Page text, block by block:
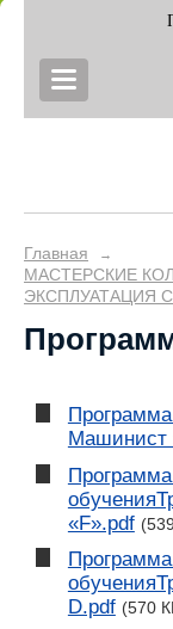
Главная →
МАСТЕРСКИЕ
ЭКСПЛУАТАЦИЯ
Машинист
«F».pdf
D.pdf (570